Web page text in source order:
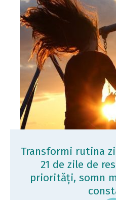
Transformi rutina
21 de zile de
priorități, somn